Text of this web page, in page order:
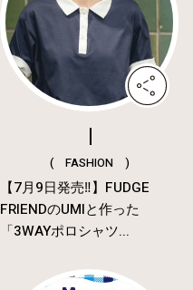
( FASHION )
【7月9日発売‼︎】FUDGE
FRIENDのUMIと作った
「3WAYポロシャツ...